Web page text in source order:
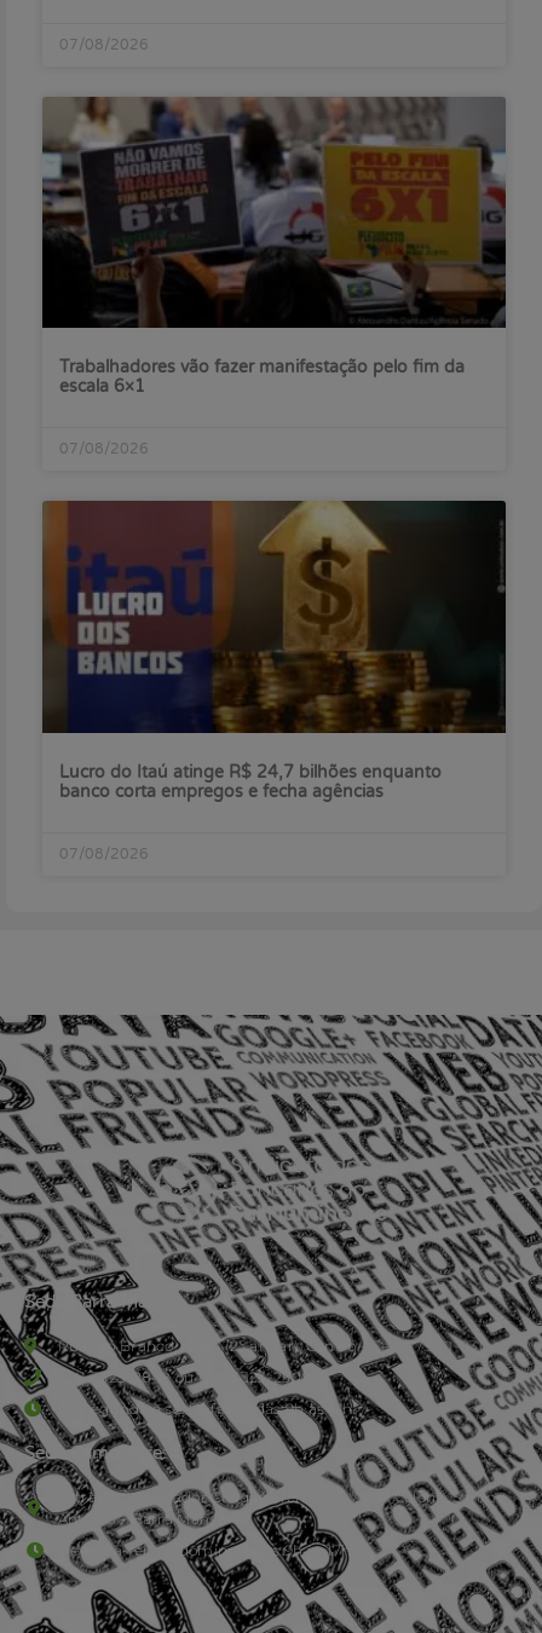
07/08/2026
Trabalhadores vão fazer manifestação pelo fim da
escala 6×1
07/08/2026
Lucro do Itaú atinge R$ 24,7 bilhões enquanto
banco corta empregos e fecha agências
07/08/2026
Sede Barra Mansa
Rua Rio Branco, nº107 (2º andar), Centro - Cep: 27.330-030
(24) 3323-2848 ou (24) 3323-2500
De segunda à sexta-feira , das 9h às 17h.
Sede Campestre:
Estrada Governador Chagas Freitas – 3.780 – Colônia Santo
Antônio – Barra Mansa
De terça-feira a domingo, das 9h às 17h